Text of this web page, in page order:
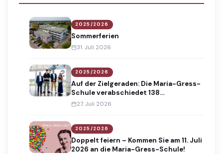
2025/2026
Sommerferien
31. Juli 2026
2025/2026
Auf der Zielgeraden: Die Maria-Gress-
Schule verabschiedet 138
Absolventinnen und Absolventen
27. Juli 2026
2025/2026
Doppelt feiern – Kommen Sie am 11. Juli
2026 an die Maria-Gress-Schule!